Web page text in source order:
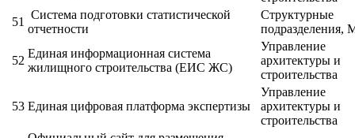
51
Система подготовки статистической
отчетности
Структурные
подразделения,
52
Единая информационная система
жилищного строительства (ЕИС ЖС)
Управление
архитектуры и
строительства
53 Единая цифровая платформа экспертизы
Управление
архитектуры и
строительства